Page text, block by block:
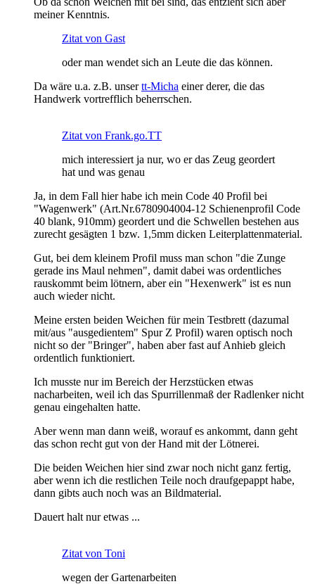
meiner Kenntnis.
Zitat von Gast
oder man wendet sich an Leute die das können.
Da wäre u.a. z.B. unsertt-Micha einer derer, die das
Handwerk vortrefflich beherrschen.
Zitat von Frank.go.TT
mich interessiert ja nur, wo er das Zeug geordert
hat und was genau
Ja, in dem Fall hier habe ich mein Code 40 Profil bei
"Wagenwerk" (Art.Nr.6780904004-12 Schienenprofil Code
40 blank, 910mm) geordert und die Schwellen bestehen aus
zurecht gesägten 1 bzw. 1,5mm dicken Leiterplattenmaterial.
Gut, bei dem kleinem Profil muss man schon "die Zunge
gerade ins Maul nehmen", damit dabei was ordentliches
rauskommt beim lötnern, aber ein "Hexenwerk" ist es nun
auch wieder nicht.
Meine ersten beiden Weichen für mein Testbrett (dazumal
mit/aus "ausgedientem" Spur Z Profil) waren optisch noch
nicht so der "Bringer", haben aber fast auf Anhieb gleich
ordentlich funktioniert.
Ich musste nur im Bereich der Herzstücken etwas
nacharbeiten, weil ich das Spurrillenmaß der Radlenker nicht
genau eingehalten hatte.
Aber wenn man dann weiß, worauf es ankommt, dann geht
das schon recht gut von der Hand mit der Lötnerei.
Die beiden Weichen hier sind zwar noch nicht ganz fertig,
aber wenn ich die restlichen Teile noch draufgepappt habe,
dann gibts auch noch was an Bildmaterial.
Dauert halt nur etwas ...
Zitat von Toni
wegen der Gartenarbeiten